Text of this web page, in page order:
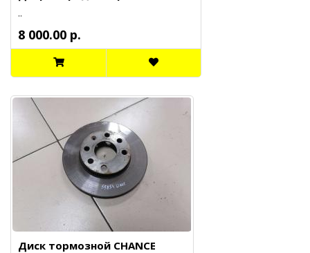
..
8 000.00 р.
Диск тормозной CHANCE